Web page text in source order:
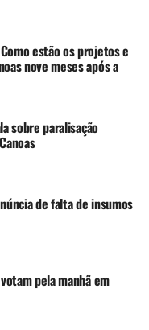
Como estão os projetos e
nove meses após a
sobre paralisação
de falta de insumos
pela manhã em